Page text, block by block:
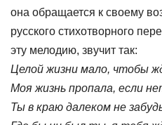
она обращается к своему
русского стихотворного
эту мелодию, звучит так:
Целой жизни мало, чтобы
Моя жизнь пропала, если
Ты в краю далеком не